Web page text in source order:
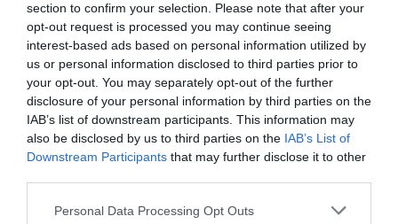
section to confirm your selection. Please note that after your
opt-out request is processed you may continue seeing
interest-based ads based on personal information utilized by
us or personal information disclosed to third parties prior to
your opt-out. You may separately opt-out of the further
disclosure of your personal information by third parties on the
IAB’s list of downstream participants. This information may
also be disclosed by us to third parties on the IAB’s List of
Downstream Participants that may further disclose it to other
Personal Data Processing Opt Outs
SOCIEDAD
La cordura avanza en EEUU: impone una
multa millonaria al mayor hospital infantil,
que dejará de realizar cambios de sexo a
menores
Cristina Martín
ESPAÑA
Ceuta. El Gobierno insiste en negar la
alcanzado"
Redacción 10/08/26 14:51